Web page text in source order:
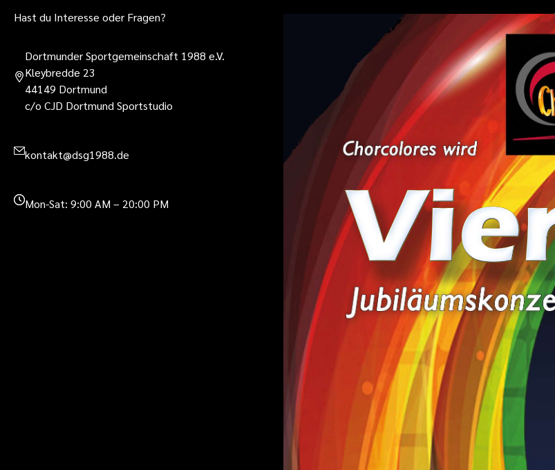
Hast du Interesse oder Fragen?
Dortmunder Sportgemeinschaft 1988 e.V.
Kleybredde 23
44149 Dortmund
c/o CJD Dortmund Sportstudio
kontakt@dsg1988.de
Mon-Sat: 9:00 AM – 20:00 PM
Wir laden ein: Vierzig Jahre Chorcolores!